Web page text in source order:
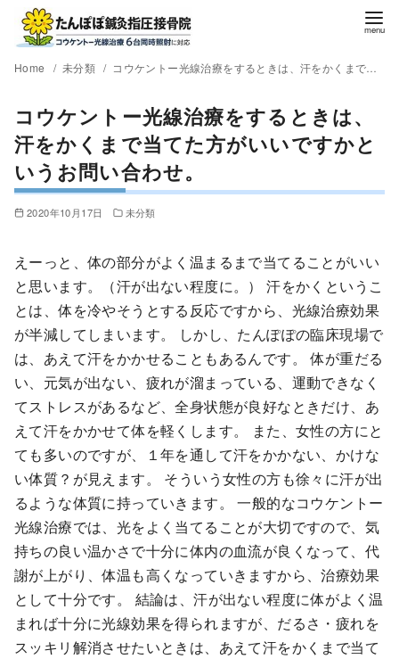
Home 未分類 コウケントー光線治療をするときは、汗をかくまで当てた方がいいですかというお問い合わせ。
コウケントー光線治療をするときは、
汗をかくまで当てた方がいいですかと
いうお問い合わせ。
2020年10月17日 未分類
えーっと、体の部分がよく温まるまで当てることがいい
と思います。（汗が出ない程度に。） 汗をかくというこ
とは、体を冷やそうとする反応ですから、光線治療効果
が半減してしまいます。 しかし、たんぽぽの臨床現場で
は、あえて汗をかかせることもあるんです。 体が重だる
い、元気が出ない、疲れが溜まっている、運動できなく
てストレスがあるなど、全身状態が良好なときだけ、あ
えて汗をかかせて体を軽くします。 また、女性の方にと
ても多いのですが、１年を通して汗をかかない、かけな
い体質？が見えます。 そういう女性の方も徐々に汗が出
るような体質に持っていきます。 一般的なコウケントー
光線治療では、光をよく当てることが大切ですので、気
持ちの良い温かさで十分に体内の血流が良くなって、代
謝が上がり、体温も高くなっていきますから、治療効果
として十分です。 結論は、汗が出ない程度に体がよく温
まれば十分に光線効果を得られますが、だるさ・疲れを
スッキリ解消させたいときは、あえて汗をかくまで当て